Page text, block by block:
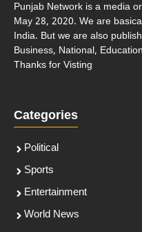
Punjab Network is a media
May 28, 2020. We are
India. But we are also
Business, National,
Thanks for Visting
Categories
Political
Sports
Entertainment
World News